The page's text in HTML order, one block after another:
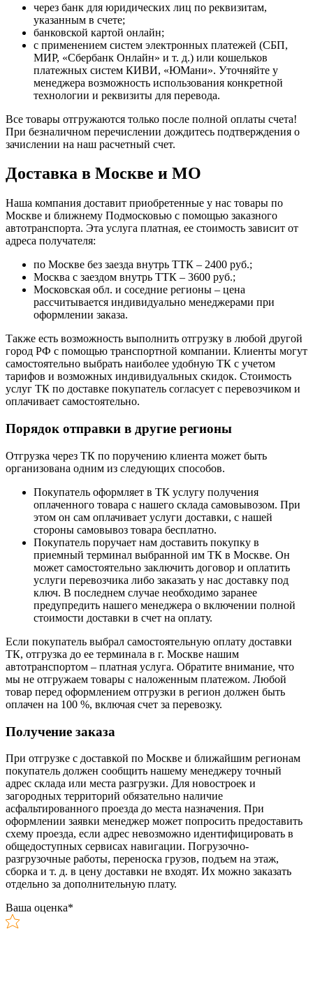
через банк для юридических лиц по реквизитам,
указанным в счете;
банковской картой онлайн;
с применением систем электронных платежей (СБП,
МИР, «Сбербанк Онлайн» и т. д.) или кошельков
платежных систем КИВИ, «ЮМани». Уточняйте у
менеджера возможность использования конкретной
технологии и реквизиты для перевода.
Все товары отгружаются только после полной оплаты счета!
При безналичном перечислении дождитесь подтверждения о
зачислении на наш расчетный счет.
Доставка в Москве и МО
Наша компания доставит приобретенные у нас товары по
Москве и ближнему Подмосковью с помощью заказного
автотранспорта. Эта услуга платная, ее стоимость зависит от
адреса получателя:
по Москве без заезда внутрь ТТК – 2400 руб.;
Москва с заездом внутрь ТТК – 3600 руб.;
Московская обл. и соседние регионы – цена
рассчитывается индивидуально менеджерами при
оформлении заказа.
Также есть возможность выполнить отгрузку в любой другой
город РФ с помощью транспортной компании. Клиенты могут
самостоятельно выбрать наиболее удобную ТК с учетом
тарифов и возможных индивидуальных скидок. Стоимость
услуг ТК по доставке покупатель согласует с перевозчиком и
оплачивает самостоятельно.
Порядок отправки в другие регионы
Отгрузка через ТК по поручению клиента может быть
организована одним из следующих способов.
Покупатель оформляет в ТК услугу получения
оплаченного товара с нашего склада самовывозом. При
этом он сам оплачивает услуги доставки, с нашей
стороны самовывоз товара бесплатно.
Покупатель поручает нам доставить покупку в
приемный терминал выбранной им ТК в Москве. Он
может самостоятельно заключить договор и оплатить
услуги перевозчика либо заказать у нас доставку под
ключ. В последнем случае необходимо заранее
предупредить нашего менеджера о включении полной
стоимости доставки в счет на оплату.
Если покупатель выбрал самостоятельную оплату доставки
ТК, отгрузка до ее терминала в г. Москве нашим
автотранспортом – платная услуга. Обратите внимание, что
мы не отгружаем товары с наложенным платежом. Любой
товар перед оформлением отгрузки в регион должен быть
оплачен на 100 %, включая счет за перевозку.
Получение заказа
При отгрузке с доставкой по Москве и ближайшим регионам
покупатель должен сообщить нашему менеджеру точный
адрес склада или места разгрузки. Для новостроек и
загородных территорий обязательно наличие
асфальтированного проезда до места назначения. При
оформлении заявки менеджер может попросить предоставить
схему проезда, если адрес невозможно идентифицировать в
общедоступных сервисах навигации. Погрузочно-
разгрузочные работы, переноска грузов, подъем на этаж,
сборка и т. д. в цену доставки не входят. Их можно заказать
отдельно за дополнительную плату.
Ваша оценка*